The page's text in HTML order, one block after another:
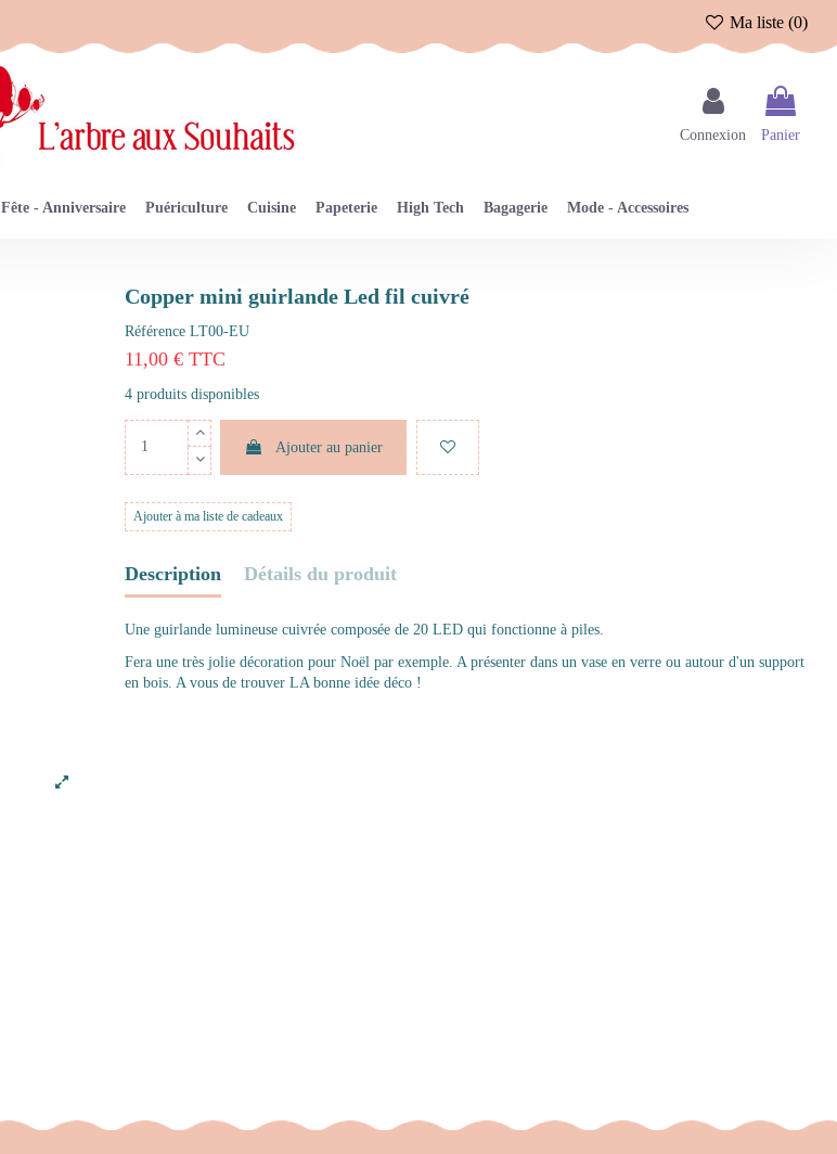
Ma liste (0)
Connexion Panier
Fête - Anniversaire Puériculture Cuisine Papeterie High Tech Bagagerie Mode - Accessoires
Copper mini guirlande Led fil cuivré
Référence LT00-EU
11,00 € TTC
4 produits disponibles
Ajouter au panier
Ajouter à ma liste de cadeaux
Description Détails du produit
Une guirlande lumineuse cuivrée composée de 20 LED qui fonctionne à piles.
Fera une très jolie décoration pour Noël par exemple. A présenter dans un vase en verre ou autour d'un support
en bois. A vous de trouver LA bonne idée déco !